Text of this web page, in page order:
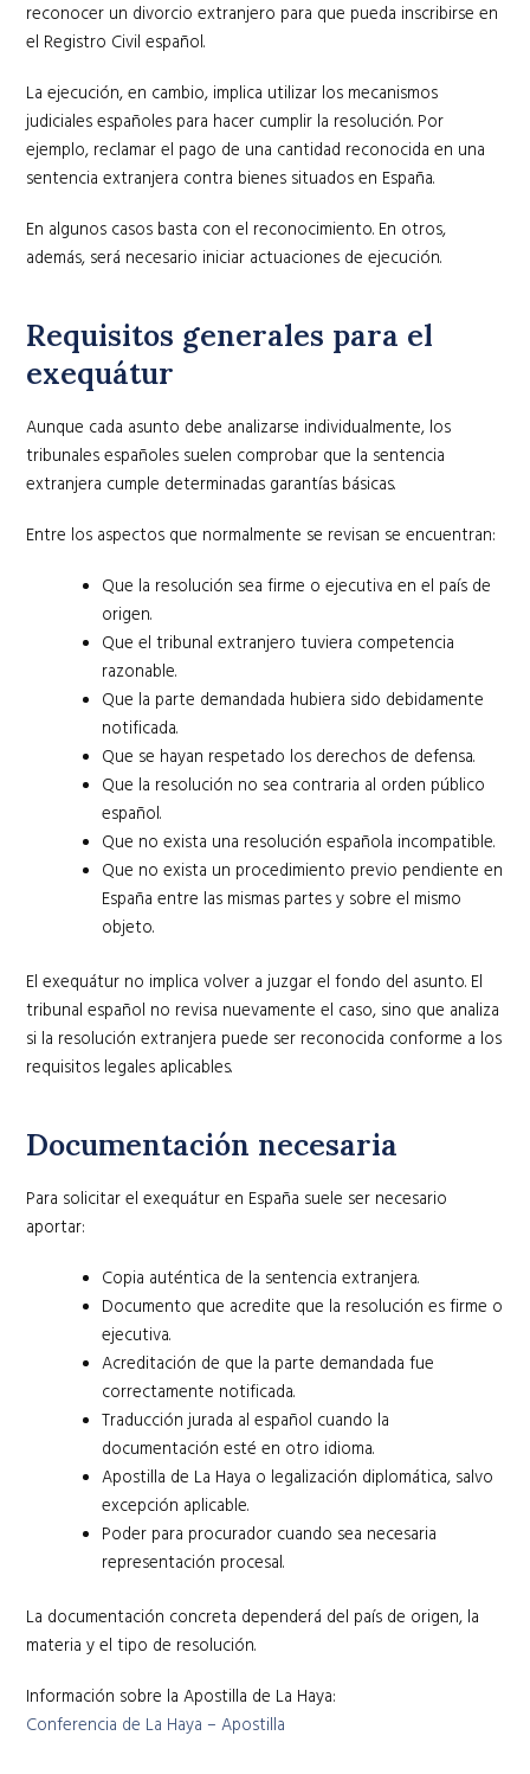
reconocer un divorcio extranjero para que pueda inscribirse en
el Registro Civil español.
La ejecución, en cambio, implica utilizar los mecanismos
judiciales españoles para hacer cumplir la resolución. Por
ejemplo, reclamar el pago de una cantidad reconocida en una
sentencia extranjera contra bienes situados en España.
En algunos casos basta con el reconocimiento. En otros,
además, será necesario iniciar actuaciones de ejecución.
Requisitos generales para el
exequátur
Aunque cada asunto debe analizarse individualmente, los
tribunales españoles suelen comprobar que la sentencia
extranjera cumple determinadas garantías básicas.
Entre los aspectos que normalmente se revisan se encuentran:
Que la resolución sea firme o ejecutiva en el país de
origen.
Que el tribunal extranjero tuviera competencia
razonable.
Que la parte demandada hubiera sido debidamente
notificada.
Que se hayan respetado los derechos de defensa.
Que la resolución no sea contraria al orden público
español.
Que no exista una resolución española incompatible.
Que no exista un procedimiento previo pendiente en
España entre las mismas partes y sobre el mismo
objeto.
El exequátur no implica volver a juzgar el fondo del asunto. El
tribunal español no revisa nuevamente el caso, sino que analiza
si la resolución extranjera puede ser reconocida conforme a los
requisitos legales aplicables.
Documentación necesaria
Para solicitar el exequátur en España suele ser necesario
aportar:
Copia auténtica de la sentencia extranjera.
Documento que acredite que la resolución es firme o
ejecutiva.
Acreditación de que la parte demandada fue
correctamente notificada.
Traducción jurada al español cuando la
documentación esté en otro idioma.
Apostilla de La Haya o legalización diplomática, salvo
excepción aplicable.
Poder para procurador cuando sea necesaria
representación procesal.
La documentación concreta dependerá del país de origen, la
materia y el tipo de resolución.
Información sobre la Apostilla de La Haya:
Conferencia de La Haya – Apostilla